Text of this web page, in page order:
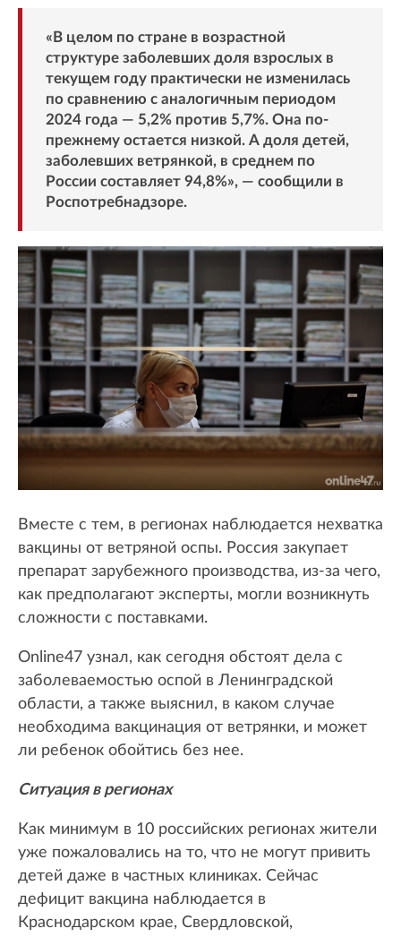
«В целом по стране в возрастной
структуре заболевших доля взрослых в
текущем году практически не изменилась
по сравнению с аналогичным периодом
2024 года — 5,2% против 5,7%. Она по-
прежнему остается низкой. А доля детей,
заболевших ветрянкой, в среднем по
России составляет 94,8%», — сообщили в
Роспотребнадзоре.
Вместе с тем, в регионах наблюдается нехватка
вакцины от ветряной оспы. Россия закупает
препарат зарубежного производства, из-за чего,
как предполагают эксперты, могли возникнуть
сложности с поставками.
Online47 узнал, как сегодня обстоят дела с
заболеваемостью оспой в Ленинградской
области, а также выяснил, в каком случае
необходима вакцинация от ветрянки, и может
ли ребенок обойтись без нее.
Ситуация в регионах
Как минимум в 10 российских регионах жители
уже пожаловались на то, что не могут привить
детей даже в частных клиниках. Сейчас
дефицит вакцина наблюдается в
Краснодарском крае, Свердловской,